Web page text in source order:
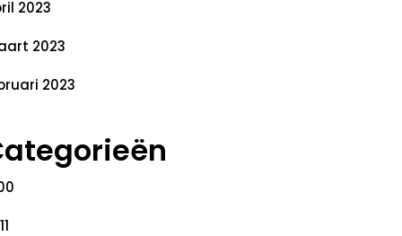
2023
2023
2023